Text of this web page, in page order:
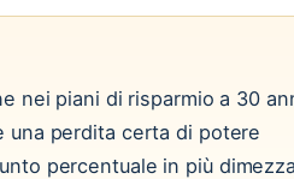
nei piani di risparmio a 30
una perdita certa di potere
percentuale in più